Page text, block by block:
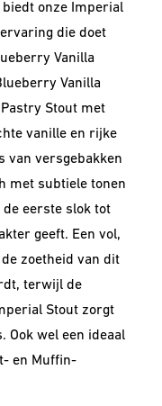
biedt onze Imperial
die doet
Vanilla
Vanilla
Stout met
vanille en rijke
van versgebakken
met subtiele tonen
eerste slok tot
geeft. Een vol,
zoetheid van dit
terwijl de
Stout zorgt
Ook wel een ideaal
en Muffin-